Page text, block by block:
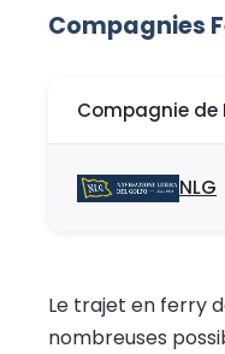
Compagnies
Compagnie de
NLG
Le trajet en ferry
nombreuses